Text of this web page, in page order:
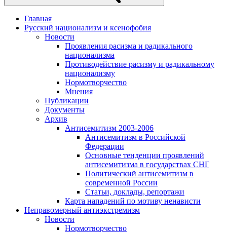
Главная
Русский национализм и ксенофобия
Новости
Проявления расизма и радикального
национализма
Противодействие расизму и радикальному
национализму
Нормотворчество
Мнения
Публикации
Документы
Архив
Антисемитизм 2003-2006
Антисемитизм в Российской
Федерации
Основные тенденции проявлений
антисемитизма в государствах СНГ
Политический антисемитизм в
современной России
Статьи, доклады, репортажи
Карта нападений по мотиву ненависти
Неправомерный антиэкстремизм
Новости
Нормотворчество